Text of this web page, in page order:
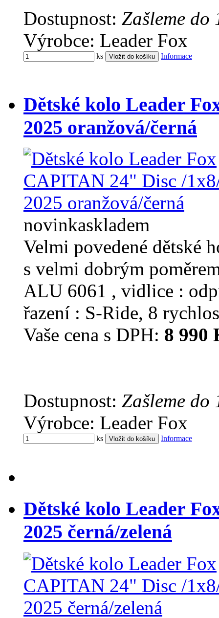
Dostupnost: Zašleme do
Výrobce: Leader Fox
ks Informace
Dětské kolo Leader
2025 oranžová/černá
novinkaskladem
Velmi povedené dětské
s velmi dobrým
ALU 6061 , vidlice :
řazení : S-Ride, 8
Vaše cena s DPH: 8 990
Dostupnost: Zašleme do
Výrobce: Leader Fox
ks Informace
Dětské kolo Leader
2025 černá/zelená